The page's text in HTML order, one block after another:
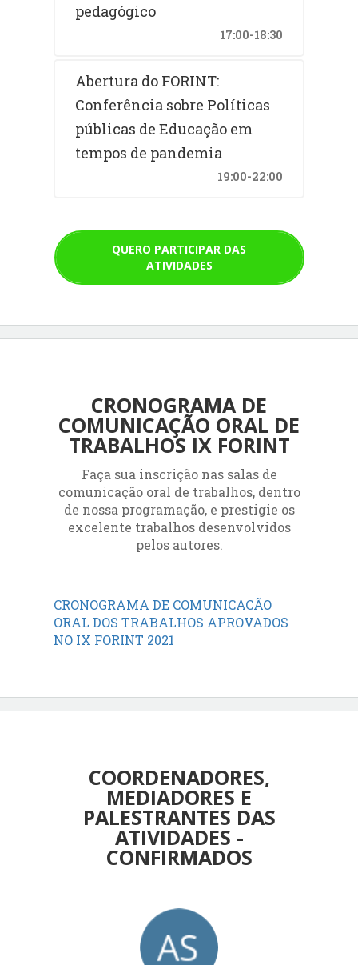
pedagógico
17:00-18:30
Abertura do FORINT:
Conferência sobre Políticas
públicas de Educação em
tempos de pandemia
19:00-22:00
QUERO PARTICIPAR DAS
ATIVIDADES
CRONOGRAMA DE
COMUNICAÇÃO ORAL DE
TRABALHOS IX FORINT
Faça sua inscrição nas salas de
comunicação oral de trabalhos, dentro
de nossa programação, e prestigie os
excelente trabalhos desenvolvidos
pelos autores.
CRONOGRAMA DE COMUNICACÃO
ORAL DOS TRABALHOS APROVADOS
NO IX FORINT 2021
COORDENADORES,
MEDIADORES E
PALESTRANTES DAS
ATIVIDADES -
CONFIRMADOS